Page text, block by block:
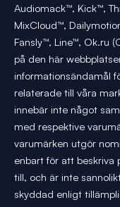
Audiomack™, Kick™,
MixCloud™,
Fansly™, Line™, Ok.ru
på den här
informationsändamål
relaterade till våra
innebär inte något
med respektive
varumärken utgör
enbart för att beskriva
till, och är inte
skyddad enligt